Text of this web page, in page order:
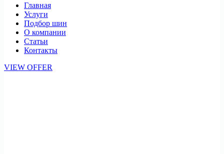
Главная
Услуги
Подбор шин
О компании
Статьи
Контакты
VIEW OFFER